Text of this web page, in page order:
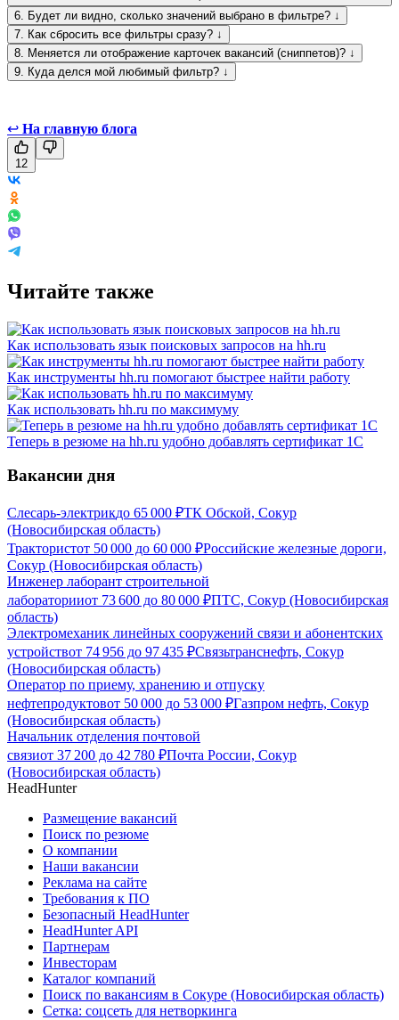
6. Будет ли видно, сколько значений выбрано в фильтре? ↓
7. Как сбросить все фильтры сразу? ↓
8. Меняется ли отображение карточек вакансий (сниппетов)? ↓
9. Куда делся мой любимый фильтр? ↓
↩ На главную блога
12
Читайте также
Как использовать язык поисковых запросов на hh.ru
Как инструменты hh.ru помогают быстрее найти работу
Как использовать hh.ru по максимуму
Теперь в резюме на hh.ru удобно добавлять сертификат 1С
Вакансии дня
Слесарь-электрикдо 65 000 ₽ТК Обской, Сокур
(Новосибирская область)
Трактористот 50 000 до 60 000 ₽Российские железные дороги,
Сокур (Новосибирская область)
Инженер лаборант строительной
лабораторииот 73 600 до 80 000 ₽ПТС, Сокур (Новосибирская
область)
Электромеханик линейных сооружений связи и абонентских
устройствот 74 956 до 97 435 ₽Связьтранснефть, Сокур
(Новосибирская область)
Оператор по приему, хранению и отпуску
нефтепродуктовот 50 000 до 53 000 ₽Газпром нефть, Сокур
(Новосибирская область)
Начальник отделения почтовой
связиот 37 200 до 42 780 ₽Почта России, Сокур
(Новосибирская область)
HeadHunter
Размещение вакансий
Поиск по резюме
О компании
Наши вакансии
Реклама на сайте
Требования к ПО
Безопасный HeadHunter
HeadHunter API
Партнерам
Инвесторам
Каталог компаний
Поиск по вакансиям в Сокуре (Новосибирская область)
Сетка: соцсеть для нетворкинга